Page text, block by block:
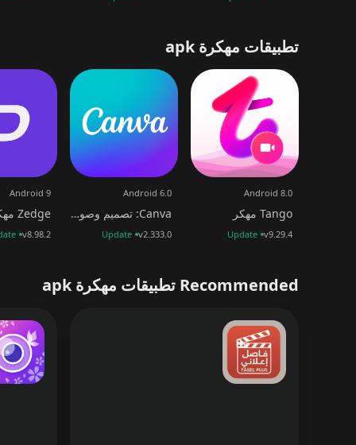
تطبيقات مهكرة apk
Tango مهكر
Android 8.0
v9.29.4
Update
Canva: تصميم وصور وفيديوهات
Android 6.0
v2.333.0
Update
Zedge مهكر
Android 9
v8.98.2
Recommended تطبيقات مهكرة apk